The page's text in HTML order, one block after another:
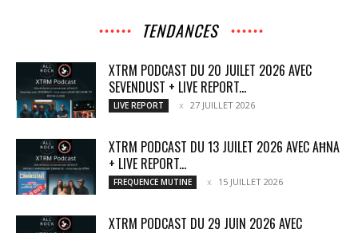
TENDANCES
XTRM PODCAST DU 20 JUILET 2026 AVEC
SEVENDUST + LIVE REPORT...
LIVE REPORT 27 JUILLET 2026
XTRM PODCAST DU 13 JUILET 2026 AVEC AĦNA
+ LIVE REPORT...
FREQUENCE MUTINE 15 JUILLET 2026
XTRM PODCAST DU 29 JUIN 2026 AVEC